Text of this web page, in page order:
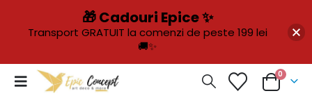
0
🎁 Cadouri Epice ✨
Transport GRATUIT la comenzi de peste 199 lei
🚚✨